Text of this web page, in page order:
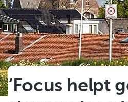
‘Focus helpt